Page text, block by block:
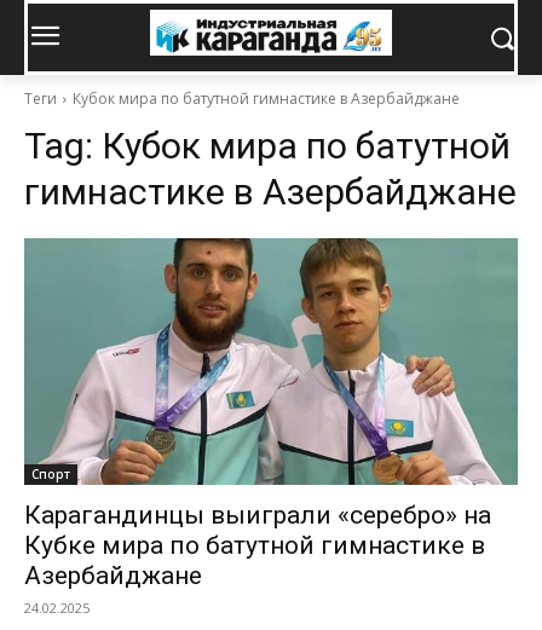
Теги Кубок мира по батутной гимнастике в Азербайджане
Tag: Кубок мира по батутной
гимнастике в Азербайджане
Спорт
Карагандинцы выиграли «серебро» на
Кубке мира по батутной гимнастике в
Азербайджане
24.02.2025